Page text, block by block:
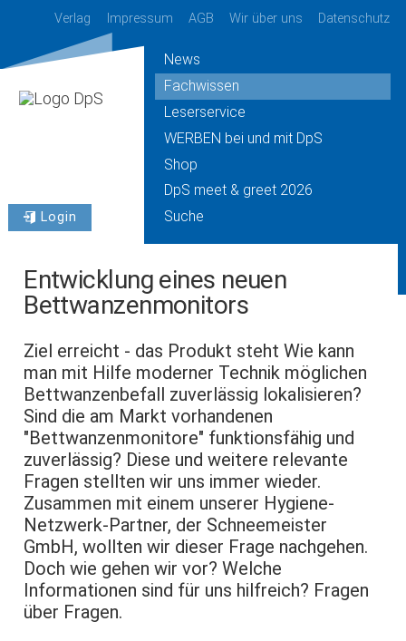
Verlag Impressum AGB Wir über uns Datenschutz
Login
News
Fachwissen
Leserservice
WERBEN bei und mit DpS
Shop
DpS meet & greet 2026
Suche
Entwicklung eines neuen
Bettwanzenmonitors
Ziel erreicht - das Produkt steht Wie kann
man mit Hilfe moderner Technik möglichen
Bettwanzenbefall zuverlässig lokalisieren?
Sind die am Markt vorhandenen
"Bettwanzenmonitore" funktionsfähig und
zuverlässig? Diese und weitere relevante
Fragen stellten wir uns immer wieder.
Zusammen mit einem unserer Hygiene-
Netzwerk-Partner, der Schneemeister
GmbH, wollten wir dieser Frage nachgehen.
Doch wie gehen wir vor? Welche
Informationen sind für uns hilfreich? Fragen
über Fragen.